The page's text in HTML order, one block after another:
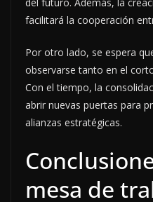
del futuro. Además, la
facilitará la cooperación
Por otro lado, se espera
observarse tanto en el
Con el tiempo, la
abrir nuevas puertas para
alianzas estratégicas.
mesa de